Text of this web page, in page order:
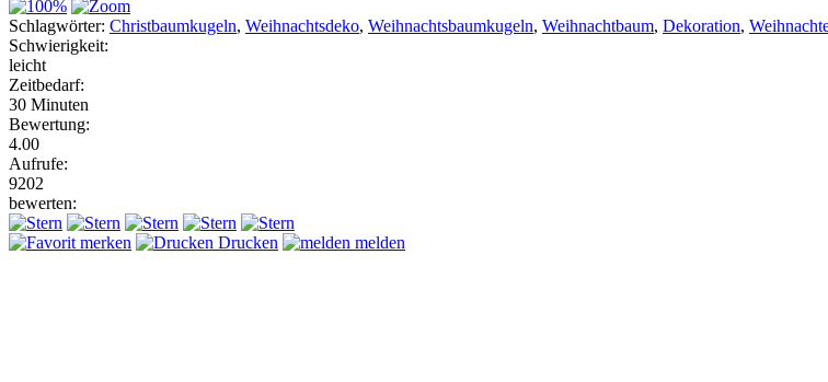
Schlagwörter: Christbaumkugeln, Weihnachtsdeko, Weihnachtsbaumkugeln, Weihnachtbaum, Dekoration,
Schwierigkeit:
leicht
Zeitbedarf:
30 Minuten
Bewertung:
4.00
Aufrufe:
9202
bewerten:
merken Drucken melden